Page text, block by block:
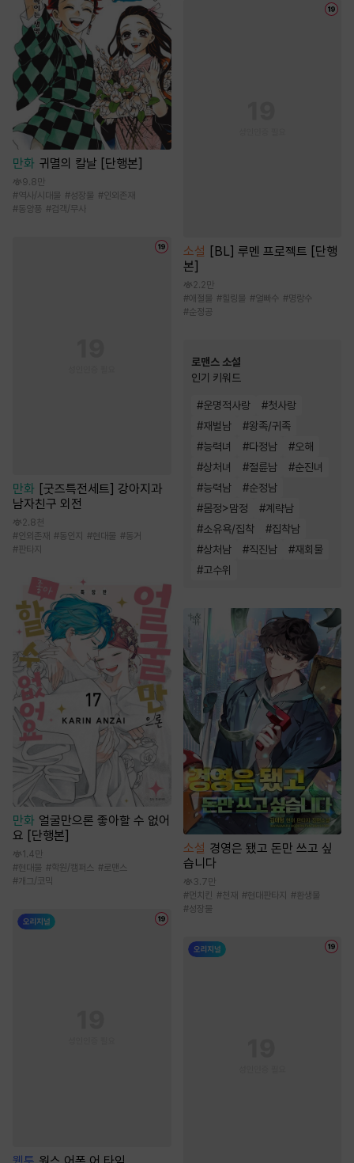
만화 귀멸의 칼날 [단행본]
9.8만
#역사/시대물 #성장물 #인외존재
#동양풍 #검객/무사
만화
[굿즈특전세트] 강아지과
남자친구 외전
2.8천
#인외존재 #동인지 #현대물 #동거
# 판타지
만화 얼굴만으론 좋아할 수 없어
요 [단행본]
1.4만
#현대물 #학원/캠퍼스 #로맨스
# 개그/코믹
소설 [BL] 루멘 프로젝트 [단행
본]
2.2만
#애절물 #힐링물 #얼빠수 #명랑수
#순정공
로맨스 소설
인기 키워드
#운명적사랑 #첫사랑
#재벌남 #왕족/귀족
#능력녀 #다정남 #오해
#상처녀 #절륜남 #순진녀
#능력남 #순정남
#몸정>맘정 #계략남
#소유욕/집착 #집착남
#상처남 #직진남 #재회물
#고수위
소설 경영은 됐고 돈만 쓰고 싶
습니다
3.7만
#먼치킨 #천재 #현대판타지 #환생물
#성장물